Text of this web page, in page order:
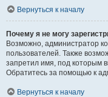
Вернуться к началу
Почему я не могу
Возможно, администратор
пользователей. Также
запретил имя, под которым
Обратитесь за помощью к
Вернуться к началу